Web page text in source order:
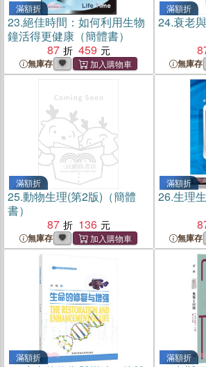
滿額折
23.絕佳時間：如何利用生物
鐘活得更健康（簡體書）
87
459
無庫存
滿額折
24.衰老
無庫存
滿額折
25.動物生理(第2版)（簡體
書）
87
136
無庫存
滿額折
26.生理
無庫存
滿額折 滿額折